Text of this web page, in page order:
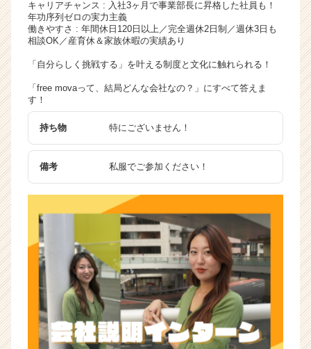
キャリアチャンス : 入社3ヶ月で事業部長に昇格した社員も！
年功序列ゼロの実力主義
働きやすさ : 年間休日120日以上／完全週休2日制／週休3日も
相談OK／産育休＆家族休暇の実績あり
「自分らしく挑戦する」を叶える制度と文化に触れられる！
「free movaって、結局どんな会社なの？」にすべて答えま
す！
持ち物 特にございません！
備考 私服でご参加ください！